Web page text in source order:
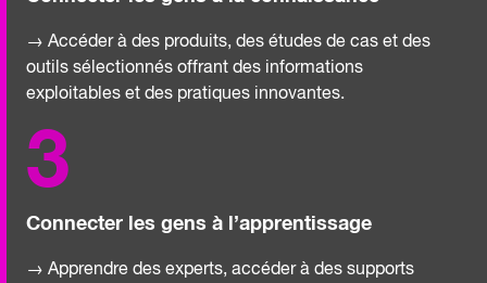
→ Accéder à des produits, des études de cas et des
outils sélectionnés offrant des informations
exploitables et des pratiques innovantes.
3
Connecter les gens à l’apprentissage
→ Apprendre des experts, accéder à des supports